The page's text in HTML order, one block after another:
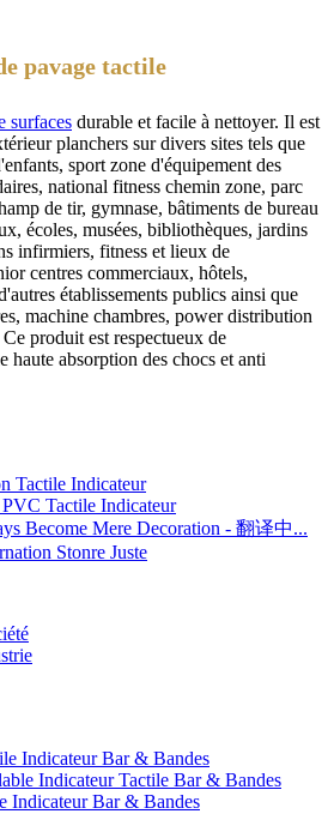
pavage tactile
surfaces durable et facile à nettoyer. Il est
planchers sur divers sites tels que
sport zone d'équipement des
national fitness chemin zone, parc
de tir, gymnase, bâtiments de bureau
écoles, musées, bibliothèques, jardins
infirmiers, fitness et lieux de
centres commerciaux, hôtels,
établissements publics ainsi que
machine chambres, power distribution
produit est respectueux de
haute absorption des chocs et anti
Tactile Indicateur
Tactile Indicateur
Become Mere Decoration - 翻译中...
Stonre Juste
Indicateur Bar & Bandes
Indicateur Tactile Bar & Bandes
Indicateur Bar & Bandes